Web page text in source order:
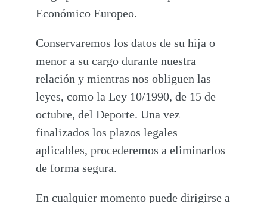
Económico Europeo.
Conservaremos los datos de su hija o
menor a su cargo durante nuestra
relación y mientras nos obliguen las
leyes, como la Ley 10/1990, de 15 de
octubre, del Deporte. Una vez
finalizados los plazos legales
aplicables, procederemos a eliminarlos
de forma segura.
En cualquier momento puede dirigirse a